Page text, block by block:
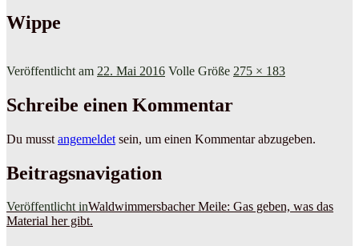
Wippe
Veröffentlicht am 22. Mai 2016 Volle Größe 275 × 183
Schreibe einen Kommentar
Du musst angemeldet sein, um einen Kommentar abzugeben.
Beitragsnavigation
Veröffentlicht inWaldwimmersbacher Meile: Gas geben, was das
Material her gibt.